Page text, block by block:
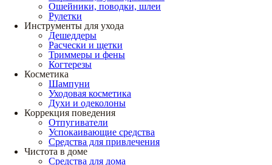
Ошейники, поводки, шлеи
Рулетки
Инструменты для ухода
Дешеддеры
Расчески и щетки
Триммеры и фены
Когтерезы
Косметика
Шампуни
Уходовая косметика
Духи и одеколоны
Коррекция поведения
Отпугиватели
Успокаивающие средства
Средства для привлечения
Чистота в доме
Средства для дома